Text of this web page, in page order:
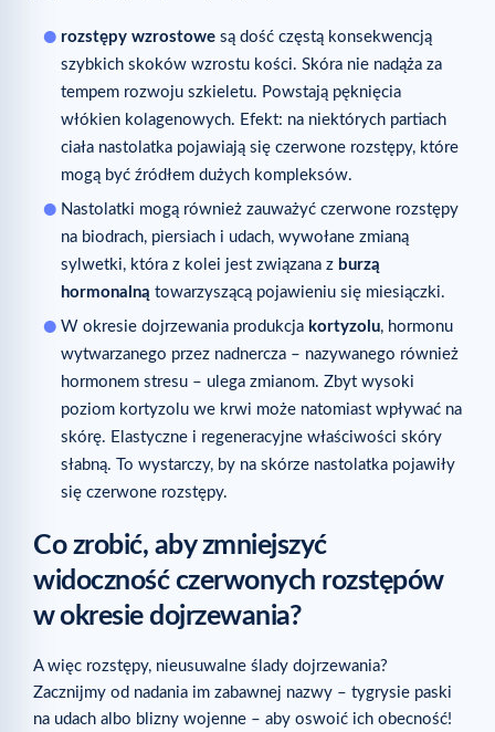
rozstępy wzrostowe są dość częstą konsekwencją
szybkich skoków wzrostu kości. Skóra nie nadąża za
tempem rozwoju szkieletu. Powstają pęknięcia
włókien kolagenowych. Efekt: na niektórych partiach
ciała nastolatka pojawiają się czerwone rozstępy, które
mogą być źródłem dużych kompleksów.
Nastolatki mogą również zauważyć czerwone rozstępy
na biodrach, piersiach i udach, wywołane zmianą
sylwetki, która z kolei jest związana z burzą
hormonalną towarzyszącą pojawieniu się miesiączki.
W okresie dojrzewania produkcja kortyzolu, hormonu
wytwarzanego przez nadnercza – nazywanego również
hormonem stresu – ulega zmianom. Zbyt wysoki
poziom kortyzolu we krwi może natomiast wpływać na
skórę. Elastyczne i regeneracyjne właściwości skóry
słabną. To wystarczy, by na skórze nastolatka pojawiły
się czerwone rozstępy.
Co zrobić, aby zmniejszyć
widoczność czerwonych rozstępów
w okresie dojrzewania?
A więc rozstępy, nieusuwalne ślady dojrzewania?
Zacznijmy od nadania im zabawnej nazwy – tygrysie paski
na udach albo blizny wojenne – aby oswoić ich obecność!